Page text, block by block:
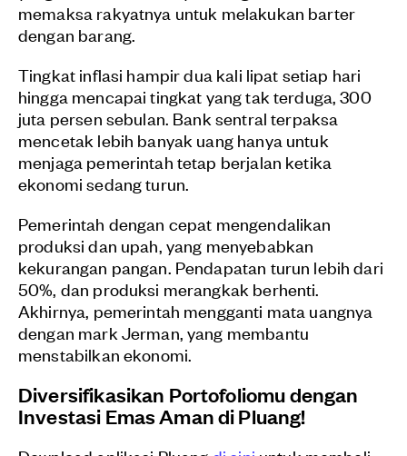
memaksa rakyatnya untuk melakukan barter
dengan barang.
Tingkat inflasi hampir dua kali lipat setiap hari
hingga mencapai tingkat yang tak terduga, 300
juta persen sebulan. Bank sentral terpaksa
mencetak lebih banyak uang hanya untuk
menjaga pemerintah tetap berjalan ketika
ekonomi sedang turun.
Pemerintah dengan cepat mengendalikan
produksi dan upah, yang menyebabkan
kekurangan pangan. Pendapatan turun lebih dari
50%, dan produksi merangkak berhenti.
Akhirnya, pemerintah mengganti mata uangnya
dengan mark Jerman, yang membantu
menstabilkan ekonomi.
Diversifikasikan Portofoliomu dengan
Investasi Emas Aman di Pluang!